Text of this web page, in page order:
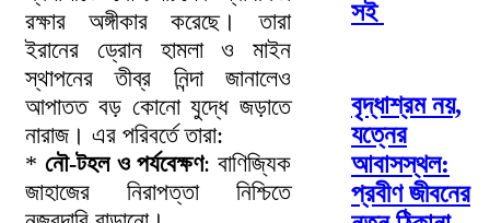
রক্ষার অঙ্গীকার করেছে। তারা
ইরানের ড্রোন হামলা ও মাইন
স্থাপনের তীব্র নিন্দা জানালেও
আপাতত বড় কোনো যুদ্ধে জড়াতে
নারাজ। এর পরিবর্তে তারা:
* নৌ-টহল ও পর্যবেক্ষণ: বাণিজ্যিক
জাহাজের নিরাপত্তা নিশ্চিতে
সই
বৃদ্ধাশ্রম নয়,
যত্নের
আবাসস্থল:
প্রবীণ জীবনের